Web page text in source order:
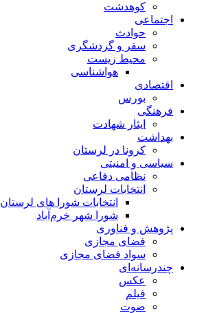
کوهدشت
اجتماعی
حوادث
سفر و گردشگری
محیط زیست
هواشناسی
اقتصادی
بورس
فرهنگی
ایثار شهادت
بهداشت
کرونا در لرستان
سیاسی و امنیتی
نظامی دفاعی
انتخابات لرستان
انتخابات شورا های لرستان
شورا شهر خرم‌آباد
پژوهش و فناوری
فضای مجازی
سواد فضای مجازی
چندرسانه‌ای
عكس
فیلم
صوت